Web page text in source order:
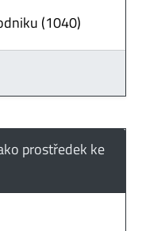
(1040)
prostředek ke